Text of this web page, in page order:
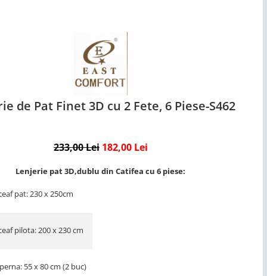
de Pat Finet 3D cu 2 Fete, 6 Piese-S462
233,00 Lei 182,00 Lei
Lenjerie pat 3D,dublu din Catifea cu 6 piese:
pat: 230 x 250cm
pilota: 200 x 230 cm
55 x 80 cm (2 buc)